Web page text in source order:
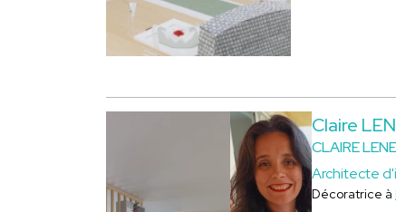
Claire
CLAIRE
Architecte
Décoratrice à